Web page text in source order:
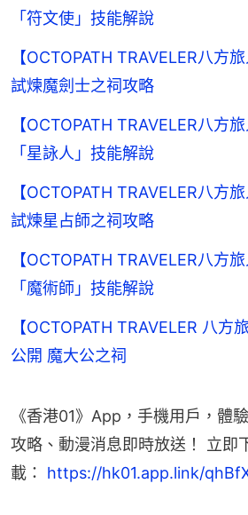
「符文使」技能解說
【OCTOPATH TRAVELER八方
試煉魔劍士之祠攻略
【OCTOPATH TRAVELER八方
「星詠人」技能解說
【OCTOPATH TRAVELER八方
試煉星占師之祠攻略
【OCTOPATH TRAVELER八方
「魔術師」技能解說
【OCTOPATH TRAVELER 八方
公開 魔大公之祠
《香港01》App，手機用戶，體
攻略、動漫消息即時放送！ 立即
載： https://hk01.app.link/